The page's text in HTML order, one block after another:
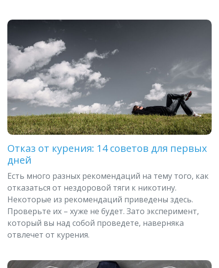
Отказ от курения: 14 советов для первых
дней
Есть много разных рекомендаций на тему того, как
отказаться от нездоровой тяги к никотину.
Некоторые из рекомендаций приведены здесь.
Проверьте их – хуже не будет. Зато эксперимент,
который вы над собой проведете, наверняка
отвлечет от курения.